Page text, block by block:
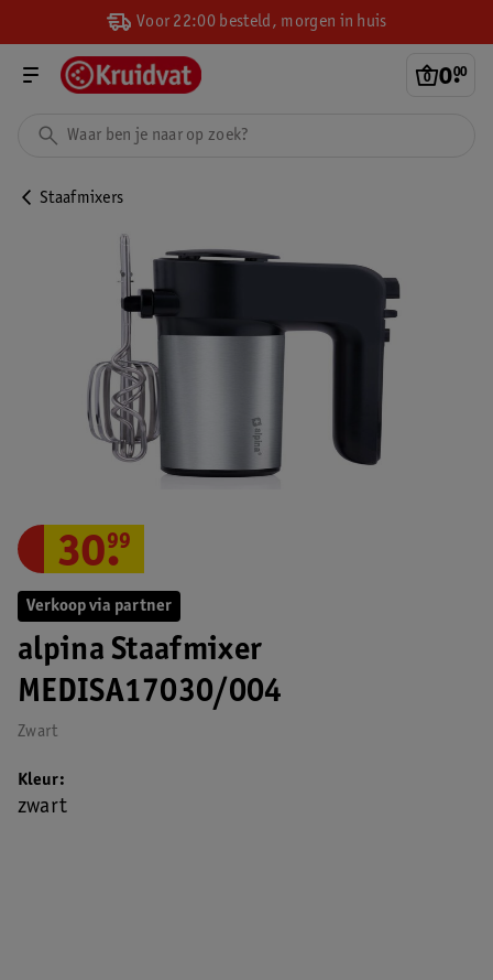
Voor 22:00 besteld, morgen in huis
0.
00
Staafmixers
Verkoop via partner
alpina Staafmixer
MEDISA17030/004
Zwart
30.
99
Kleur
zwart